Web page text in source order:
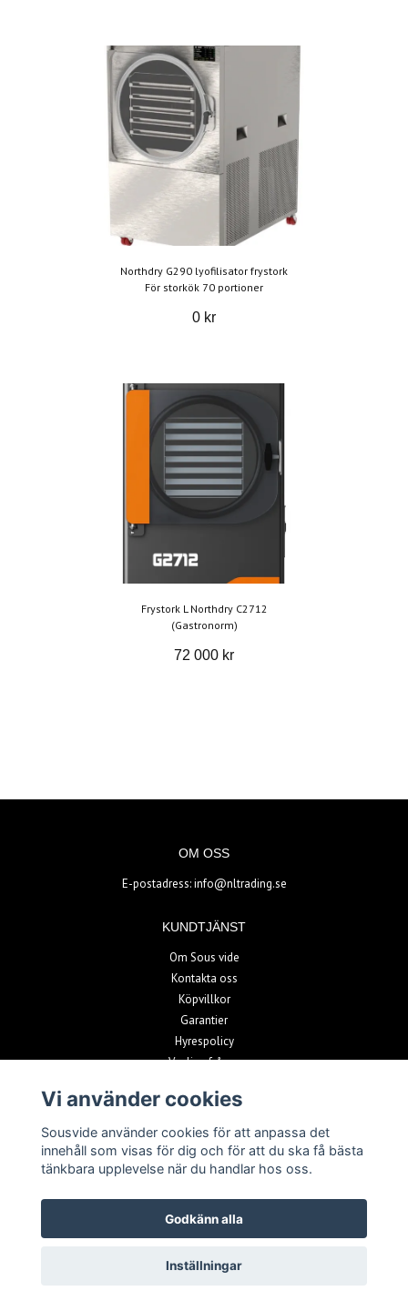
Northdry G290 lyofilisator frystork
För storkök 70 portioner
0 kr
Frystork L Northdry C2712
(Gastronorm)
72 000 kr
OM OSS
E-postadress:info@nltrading.se
KUNDTJÄNST
Om Sous vide
Kontakta oss
Köpvillkor
Garantier
Hyrespolicy
Vanliga frågor
Vi använder cookies
Sousvide använder cookies för att anpassa det
innehåll som visas för dig och för att du ska få bästa
tänkbara upplevelse när du handlar hos oss.
Godkänn alla
Inställningar